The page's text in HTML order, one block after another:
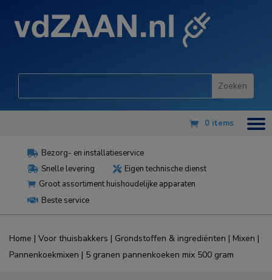
0 items
 Bezorg- en installatieservice
 Snelle levering  Eigen technische dienst
 Groot assortiment huishoudelijke apparaten
 Beste service
Home | Voor thuisbakkers | Grondstoffen & ingrediënten | Mixen |
Pannenkoekmixen | 5 granen pannenkoeken mix 500 gram